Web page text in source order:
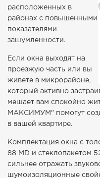
расположенных в
районах с повышенными
показателями
зашумленности.
Если окна выходят на
проезжую часть или вы
живете в микрорайоне,
который активно
мешает вам спокойно
МАКСИМУМ" помогут
в вашей квартире.
Комплектация окна с
88 MD и стеклопакетом
сильнее отражать
шумоизоляционные